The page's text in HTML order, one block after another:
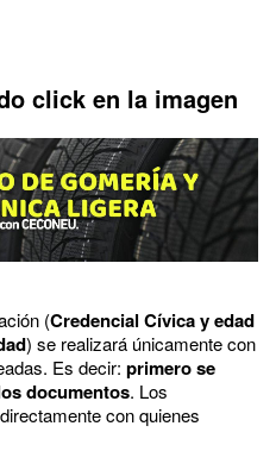
click en la imagen
(Credencial Cívica y edad
) se realizará únicamente con
Es decir: primero se
documentos. Los
con quienes